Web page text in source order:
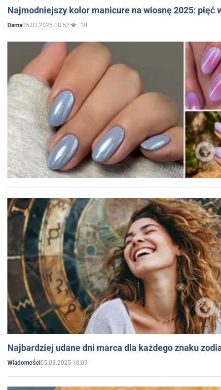
Najmodniejszy kolor manicure na wiosnę 2025: pięć
Dama05.03.2025 18:52 10
Najbardziej udane dni marca dla każdego znaku
Wiadomości05.03.2025 18:09